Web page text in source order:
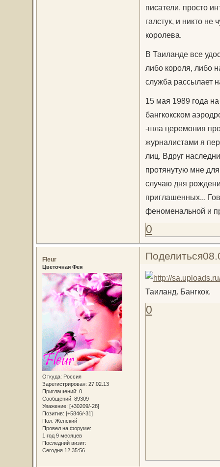
писатели, просто
галстук, и никто не
королева.
В Таиланде все
либо короля, либо
служба рассылает
15 мая 1989 года
бангкокском
-шла церемония
журналистами я
лиц. Вдруг
протянутую мне
случаю дня
приглашенных...
феноменальной и
0
Поделиться
Fleur
Цветочная Фея
Откуда: Россия
Зарегистрирован: 27.02.13
Приглашений: 0
Сообщений: 89309
Уважение: [+30209/-28]
Позитив: [+5846/-31]
Пол: Женский
Провел на форуме:
1 год 9 месяцев
Последний визит:
Сегодня 12:35:56
Таиланд. Бангкок.
0